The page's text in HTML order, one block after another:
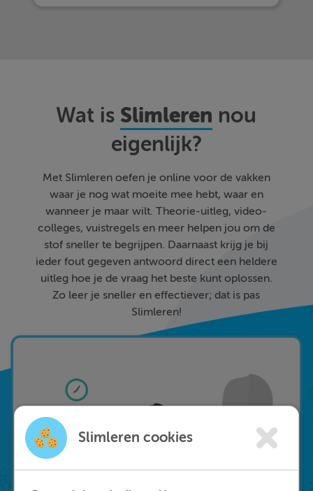
Wat is Slimleren nou
eigenlijk?
Met Slimleren oefen je online voor de vakken
waar je nog wat moeite mee hebt, waar en
wanneer je maar wilt. Theorie-uitleg, video-
colleges, vuistregels en meer helpen jou om de
stof sneller te begrijpen. Daarnaast krijg je bij
ieder fout gegeven antwoord direct een heldere
uitleg hoe je de vraag het beste kunt oplossen.
Zo leer je sneller en effectiever; dat is pas
Slimleren!
Slimleren cookies